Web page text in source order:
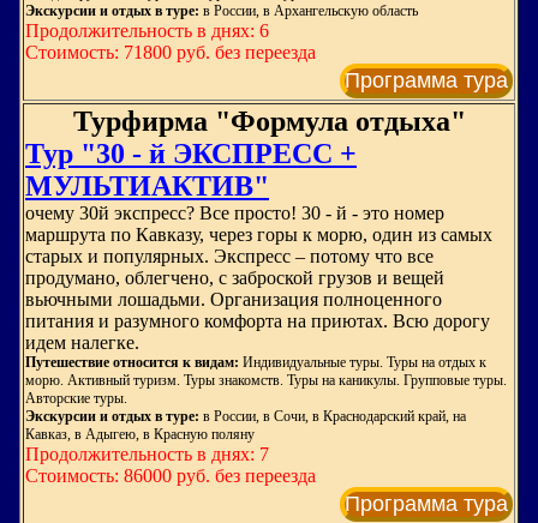
Экскурсии и отдых в туре: в России, в Архангельскую область
Продолжительность в днях: 6
Стоимость: 71800 руб. без переезда
Программа тура
Турфирма "Формула отдыха"
Тур "30 - й ЭКСПРЕСС +
МУЛЬТИАКТИВ"
очему 30й экспресс? Все просто! 30 - й - это номер
маршрута по Кавказу, через горы к морю, один из самых
старых и популярных. Экспресс – потому что все
продумано, облегчено, с заброской грузов и вещей
вьючными лошадьми. Организация полноценного
питания и разумного комфорта на приютах. Всю дорогу
идем налегке.
Путешествие относится к видам: Индивидуальные туры. Туры на отдых к
морю. Активный туризм. Туры знакомств. Туры на каникулы. Групповые туры.
Авторские туры.
Экскурсии и отдых в туре: в России, в Сочи, в Краснодарский край, на
Кавказ, в Адыгею, в Красную поляну
Продолжительность в днях: 7
Стоимость: 86000 руб. без переезда
Программа тура